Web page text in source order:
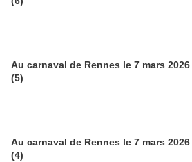
Au carnaval de Rennes le 7 mars 2026
(5)
Au carnaval de Rennes le 7 mars 2026
(4)